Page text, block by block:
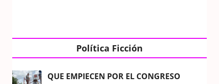
Política Ficción
QUE EMPIECEN POR EL CONGRESO